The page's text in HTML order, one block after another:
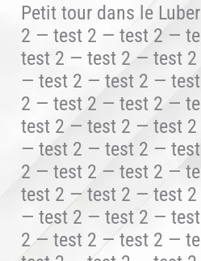
Petit tour dans le
2 — test 2 — test 2 —
test 2 — test 2 — test
— test 2 — test 2 —
2 — test 2 — test 2 —
test 2 — test 2 — test
— test 2 — test 2 —
2 — test 2 — test 2 —
test 2 — test 2 — test
— test 2 — test 2 —
2 — test 2 — test 2 —